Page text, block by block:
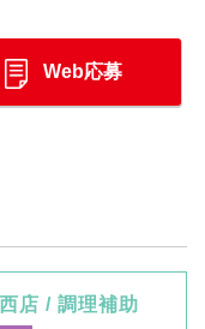
Web応募
店 / 調理補助